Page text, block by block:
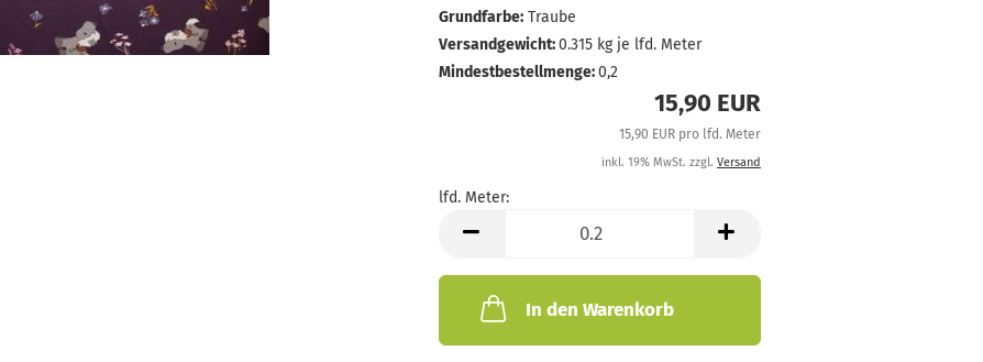
Grundfarbe: Traube
Versandgewicht:0.315kg je lfd. Meter
Mindestbestellmenge:0,2
15,90 EUR
15,90 EUR pro lfd. Meter
inkl. 19% MwSt. zzgl. Versand
lfd. Meter:
In den Warenkorb